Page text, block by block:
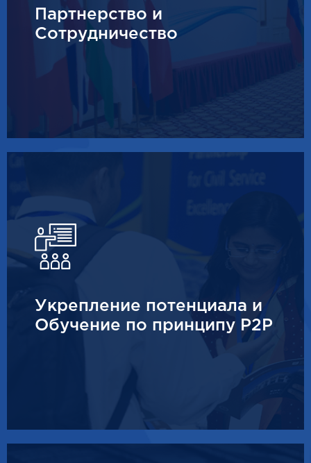
Партнерство и
Сотрудничество
Укрепление потенциала и
Обучение по принципу P2P